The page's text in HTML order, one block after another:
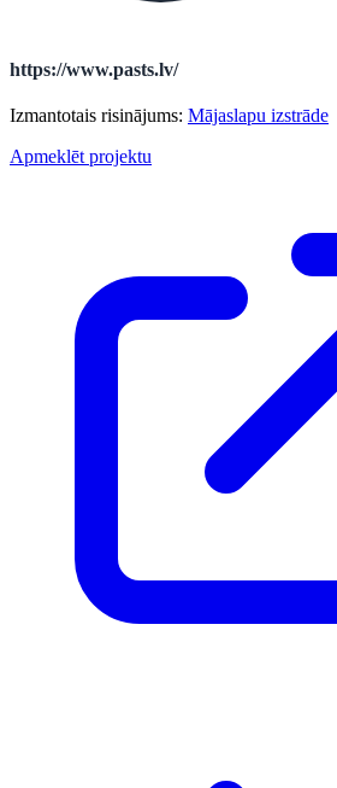
https://www.pasts.lv/
Izmantotais risinājums: Mājaslapu izstrāde
Apmeklēt projektu